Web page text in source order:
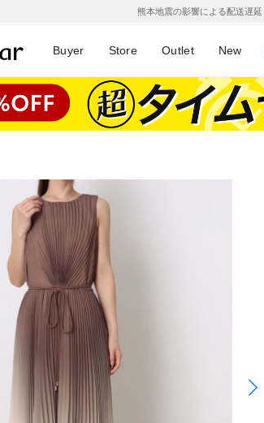
熊本地震の影響による配送遅延
Buyer Store Outlet New